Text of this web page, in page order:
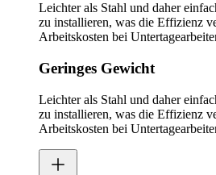
Leichter als Stahl und daher
zu installieren, was die Effizienz
Arbeitskosten bei
Geringes Gewicht
Leichter als Stahl und daher
zu installieren, was die Effizienz
Arbeitskosten bei